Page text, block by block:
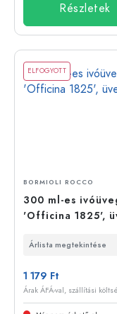
Részletek
ELFOGYOTT
BORMIOLI ROCCO
300 ml-es
'Officina 1825',
Árlista megtekintése
1 179 Ft
Árak ÁFÁ-val, szállítási